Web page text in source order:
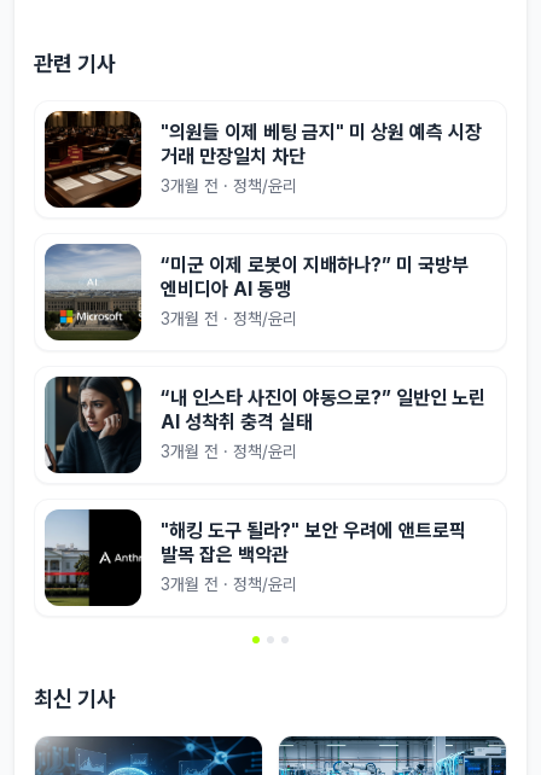
관련 기사
"의원들 이제 베팅 금지" 미 상원 예측 시장
거래 만장일치 차단
3개월 전 · 정책/윤리
“미군 이제 로봇이 지배하나?” 미 국방부
엔비디아 AI 동맹
3개월 전 · 정책/윤리
“내 인스타 사진이 야동으로?” 일반인 노린
AI 성착취 충격 실태
3개월 전 · 정책/윤리
"해킹 도구 될라?" 보안 우려에 앤트로픽
발목 잡은 백악관
3개월 전 · 정책/윤리
최신 기사